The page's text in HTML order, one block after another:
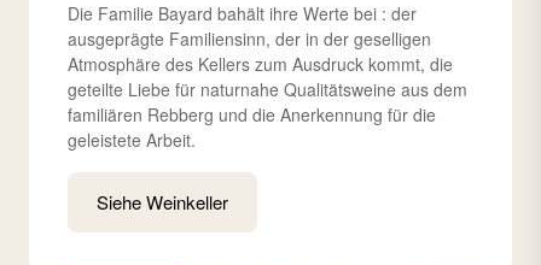
Die Familie Bayard bahält ihre Werte bei : der
ausgeprägte Familiensinn, der in der geselligen
Atmosphäre des Kellers zum Ausdruck kommt, die
geteilte Liebe für naturnahe Qualitätsweine aus dem
familiären Rebberg und die Anerkennung für die
geleistete Arbeit.
Siehe Weinkeller